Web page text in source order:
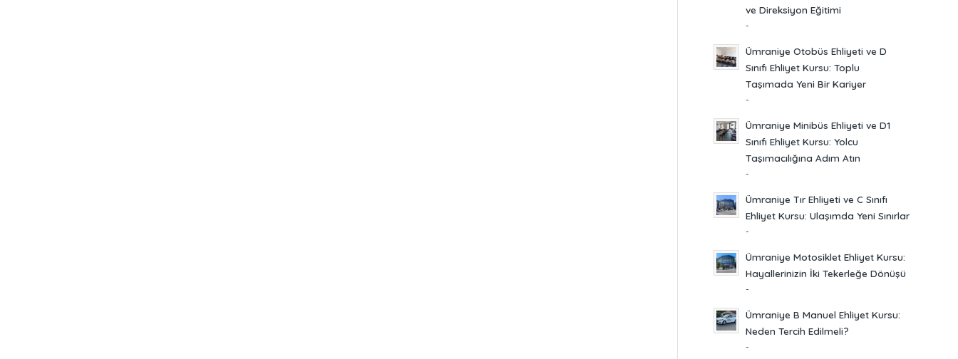
ve Direksiyon Eğitimi
-
Ümraniye Otobüs Ehliyeti ve D
Sınıfı Ehliyet Kursu: Toplu
Taşımada Yeni Bir Kariyer
-
Ümraniye Minibüs Ehliyeti ve D1
Sınıfı Ehliyet Kursu: Yolcu
Taşımacılığına Adım Atın
-
Ümraniye Tır Ehliyeti ve C Sınıfı
Ehliyet Kursu: Ulaşımda Yeni Sınırlar
-
Ümraniye Motosiklet Ehliyet Kursu:
Hayallerinizin İki Tekerleğe Dönüşü
-
Ümraniye B Manuel Ehliyet Kursu:
Neden Tercih Edilmeli?
-